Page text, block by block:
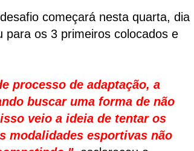
começará nesta quarta, dia
os 3 primeiros colocados e
processo de adaptação, a
buscar uma forma de não
veio a ideia de tentar os
modalidades esportivas não